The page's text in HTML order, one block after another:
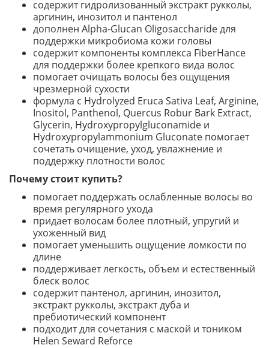
содержит гидролизованный экстракт рукколы,
аргинин, инозитол и пантенол
дополнен Alpha-Glucan Oligosaccharide для
поддержки микробиома кожи головы
содержит компоненты комплекса FiberHance
для поддержки более крепкого вида волос
помогает очищать волосы без ощущения
чрезмерной сухости
формула с Hydrolyzed Eruca Sativa Leaf, Arginine,
Inositol, Panthenol, Quercus Robur Bark Extract,
Glycerin, Hydroxypropylgluconamide и
Hydroxypropylammonium Gluconate помогает
сочетать очищение, уход, увлажнение и
поддержку плотности волос
Почему стоит купить?
помогает поддержать ослабленные волосы во
время регулярного ухода
придает волосам более плотный, упругий и
ухоженный вид
помогает уменьшить ощущение ломкости по
длине
поддерживает легкость, объем и естественный
блеск волос
содержит пантенол, аргинин, инозитол,
экстракт рукколы, экстракт дуба и
пребиотический компонент
подходит для сочетания с маской и тоником
Helen Seward Reforce